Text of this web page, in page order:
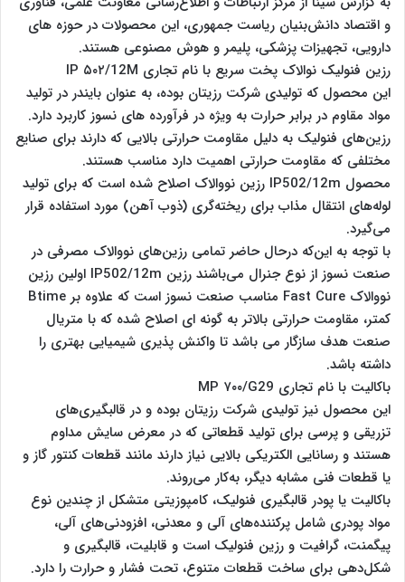
و اقتصاد دانش‌بنیان ریاست جمهوری، این محصولات در حوزه های
دارویی، تجهیزات پزشکی، پلیمر و هوش مصنوعی هستند.
رزین فنولیک نوالاک پخت سریع با نام تجاری IP ۵۰۲/12M
این محصول که تولیدی شرکت رزیتان بوده، به عنوان بایندر در تولید
مواد مقاوم در برابر حرارت به ویژه در فرآورده های نسوز کاربرد دارد.
رزین‌های فنولیک به دلیل مقاومت حرارتی بالایی که دارند برای صنایع
مختلفی که مقاومت حرارتی اهمیت دارد مناسب هستند.
محصول IP502/12m رزین نووالاک اصلاح شده است که برای تولید
لوله‌های انتقال مذاب برای ریخته‌گری (ذوب آهن) مورد استفاده قرار
می‌گیرد.
با توجه به این‌که درحال حاضر تمامی رزین‌های نووالاک مصرفی در
صنعت نسوز از نوع جنرال می‌باشند رزین IP502/12m اولین رزین
نووالاک Fast Cure مناسب صنعت نسوز است که علاوه بر Btime
کمتر، مقاومت حرارتی بالاتر به گونه ای اصلاح شده که با متریال
صنعت هدف سازگار می باشد تا واکنش پذیری شیمیایی بهتری را
داشته باشد.
باکالیت با نام تجاری MP ۷۰۰/G29
این محصول نیز تولیدی شرکت رزیتان بوده و در قالبگیری‌های
تزریقی و پرسی برای تولید قطعاتی که در معرض سایش مداوم
هستند و رسانایی الکتریکی بالایی نیاز دارند مانند قطعات کنتور گاز و
یا قطعات فنی مشابه دیگر، به‌کار می‌روند.
باکالیت یا پودر قالبگیری فنولیک، کامپوزیتی متشکل از چندین نوع
مواد پودری شامل پرکننده‌های آلی و معدنی، افزودنی‌های آلی،
پیگمنت، گرافیت و رزین فنولیک است و قابلیت، قالبگیری و
شکل‌دهی برای ساخت قطعات متنوع، تحت فشار و حرارت را دارد.